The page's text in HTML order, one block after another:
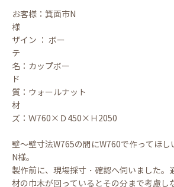
お客様：箕面市N
様
ザイン ： ボー
テ
名：カップボー
ド
質：ウォールナット
材
ズ：Ｗ760×Ｄ450×Ｈ2050
壁～壁寸法W765の間にW760で作ってほし
N様。
製作前に、現場採寸・確認へ伺いました。
材の巾木が回っているとその分まで考慮し